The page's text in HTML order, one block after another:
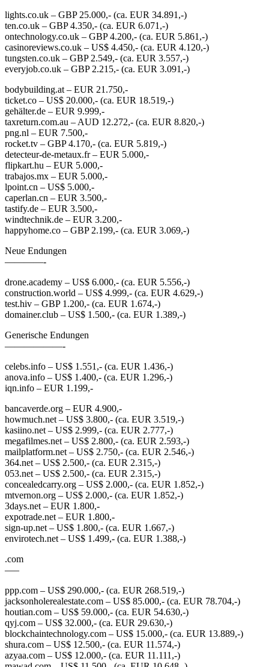
lights.co.uk – GBP 25.000,- (ca. EUR 34.891,-)
ten.co.uk – GBP 4.350,- (ca. EUR 6.071,-)
ontechnology.co.uk – GBP 4.200,- (ca. EUR 5.861,-)
casinoreviews.co.uk – US$ 4.450,- (ca. EUR 4.120,-)
tungsten.co.uk – GBP 2.549,- (ca. EUR 3.557,-)
everyjob.co.uk – GBP 2.215,- (ca. EUR 3.091,-)
bodybuilding.at – EUR 21.750,-
ticket.co – US$ 20.000,- (ca. EUR 18.519,-)
gehälter.de – EUR 9.999,-
taxreturn.com.au – AUD 12.272,- (ca. EUR 8.820,-)
png.nl – EUR 7.500,-
rocket.tv – GBP 4.170,- (ca. EUR 5.819,-)
detecteur-de-metaux.fr – EUR 5.000,-
flipkart.hu – EUR 5.000,-
trabajos.mx – EUR 5.000,-
lpoint.cn – US$ 5.000,-
caperlan.cn – EUR 3.500,-
tastify.de – EUR 3.500,-
windtechnik.de – EUR 3.200,-
happyhome.co – GBP 2.199,- (ca. EUR 3.069,-)
Neue Endungen
————-
drone.academy – US$ 6.000,- (ca. EUR 5.556,-)
construction.world – US$ 4.999,- (ca. EUR 4.629,-)
test.hiv – GBP 1.200,- (ca. EUR 1.674,-)
domainer.club – US$ 1.500,- (ca. EUR 1.389,-)
Generische Endungen
——————-
celebs.info – US$ 1.551,- (ca. EUR 1.436,-)
anova.info – US$ 1.400,- (ca. EUR 1.296,-)
iqn.info – EUR 1.199,-
bancaverde.org – EUR 4.900,-
howmuch.net – US$ 3.800,- (ca. EUR 3.519,-)
kasiino.net – US$ 2.999,- (ca. EUR 2.777,-)
megafilmes.net – US$ 2.800,- (ca. EUR 2.593,-)
mailplatform.net – US$ 2.750,- (ca. EUR 2.546,-)
364.net – US$ 2.500,- (ca. EUR 2.315,-)
053.net – US$ 2.500,- (ca. EUR 2.315,-)
concealedcarry.org – US$ 2.000,- (ca. EUR 1.852,-)
mtvernon.org – US$ 2.000,- (ca. EUR 1.852,-)
3days.net – EUR 1.800,-
expotrade.net – EUR 1.800,-
sign-up.net – US$ 1.800,- (ca. EUR 1.667,-)
envirotech.net – US$ 1.499,- (ca. EUR 1.388,-)
.com
—–
ppp.com – US$ 290.000,- (ca. EUR 268.519,-)
jacksonholerealestate.com – US$ 85.000,- (ca. EUR 78.704,-)
houtian.com – US$ 59.000,- (ca. EUR 54.630,-)
qyj.com – US$ 32.000,- (ca. EUR 29.630,-)
blockchaintechnology.com – US$ 15.000,- (ca. EUR 13.889,-)
shura.com – US$ 12.500,- (ca. EUR 11.574,-)
azyaa.com – US$ 12.000,- (ca. EUR 11.111,-)